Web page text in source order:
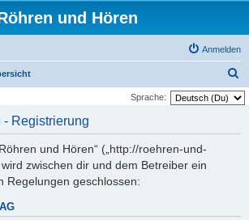
und Hören
Anmelden
u
Sprache:
- Registrierung
und Hören“ („http://roehren-und-
zwischen dir und dem Betreiber ein
Regelungen geschlossen: